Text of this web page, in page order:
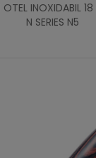
INOXIDABIL 18
N SERIES N5